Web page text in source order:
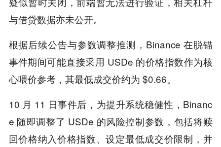
与借贷数据亦未公开。
根据后续公告与参数调整推测，Binance 在脱锚
事件期间可能直接采用 USDe 的价格指数作为核
心喂价参考，其最低成交价约为 $0.66。
10 月 11 日事件后，为提升系统稳健性，Binanc
e 随即调整了 USDe 的风险控制参数，包括将赎
回价格纳入价格指数、设定最低成交价限制，并